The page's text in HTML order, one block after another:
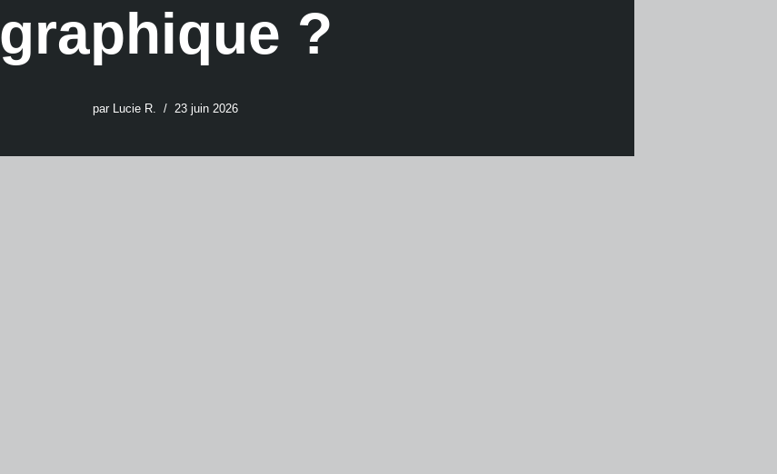
graphique ?
par Lucie R. 23 juin 2026